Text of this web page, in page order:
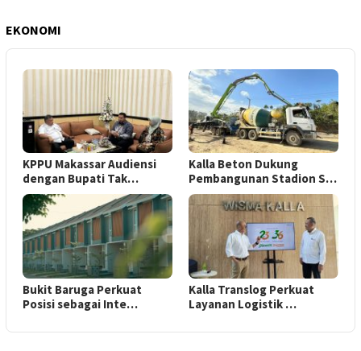
EKONOMI
KPPU Makassar Audiensi
dengan Bupati Tak…
Kalla Beton Dukung
Pembangunan Stadion S…
Bukit Baruga Perkuat
Posisi sebagai Inte…
Kalla Translog Perkuat
Layanan Logistik …